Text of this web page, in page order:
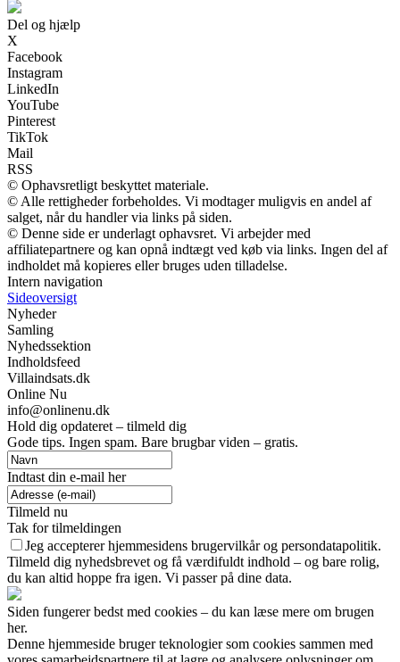
Del og hjælp
X
Facebook
Instagram
LinkedIn
YouTube
Pinterest
TikTok
Mail
RSS
© Ophavsretligt beskyttet materiale.
© Alle rettigheder forbeholdes. Vi modtager muligvis en andel af
salget, når du handler via links på siden.
© Denne side er underlagt ophavsret. Vi arbejder med
affiliatepartnere og kan opnå indtægt ved køb via links. Ingen del af
indholdet må kopieres eller bruges uden tilladelse.
Intern navigation
Sideoversigt
Nyheder
Samling
Nyhedssektion
Indholdsfeed
Villaindsats.dk
Online Nu
info@onlinenu.dk
Hold dig opdateret – tilmeld dig
Gode tips. Ingen spam. Bare brugbar viden – gratis.
Indtast din e-mail her
Tilmeld nu
Tak for tilmeldingen
Jeg accepterer hjemmesidens brugervilkår og persondatapolitik.
Tilmeld dig nyhedsbrevet og få værdifuldt indhold – og bare rolig,
du kan altid hoppe fra igen. Vi passer på dine data.
Siden fungerer bedst med cookies – du kan læse mere om brugen
her.
Denne hjemmeside bruger teknologier som cookies sammen med